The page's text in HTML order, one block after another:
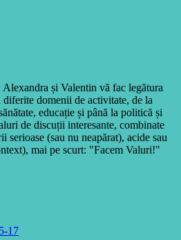
și Valentin vă fac legătura
domenii de activitate, de la
educație și până la politică și
de discuții interesante, combinate
serioase (sau nu neapărat), acide sau
mai pe scurt: "Facem Valuri!"